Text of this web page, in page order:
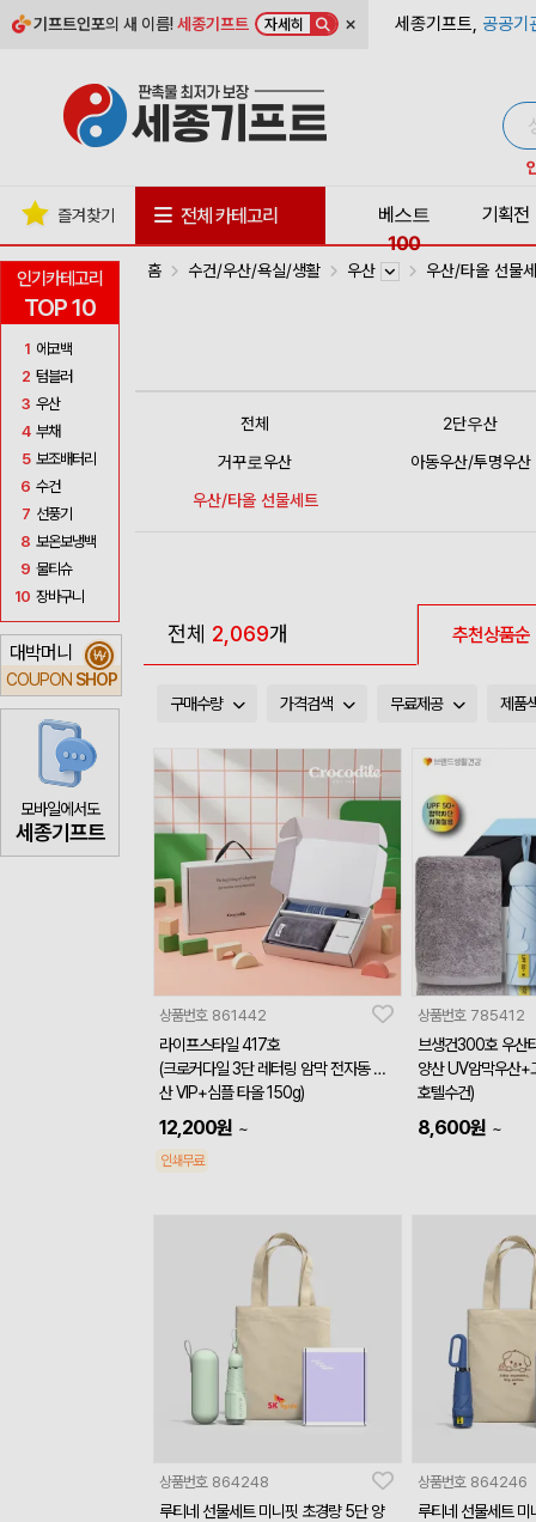
기프트인포의 새 이름!세종기프트 자세히 × 세종기프트, 공공기
인기카테고리
TOP 10
1 에코백
2 텀블러
3 우산
4 부채
5 보조배터리
6 수건
7 선풍기
8 보온보냉백
9 물티슈
10 장바구니
대박머니
COUPON SHOP
₩
모바일에서도
세종기프트
즐겨찾기 전체 카테고리
베스트
100
기획전
홈 수건/우산/욕실/생활 우산 우산/타올 선물
전체
2단우산
거꾸로우산
아동우산/투명우산
우산/타올 선물세트
전체 2,069개 추천상품순
구매수량 가격검색 무료제공 제품
상품번호 861442
라이프스타일 417호
(크로커다일 3단 레터링 암막 전자동 우
산 VIP+심플 타올 150g)
12,200원 ~
인쇄무료
상품번호 785412
브생건300호 우산
양산 UV암막우산
호텔수건)
8,600원 ~
상품번호 864248
루티네 선물세트 미니핏 초경량 5단 양
상품번호 864246
루티네 선물세트